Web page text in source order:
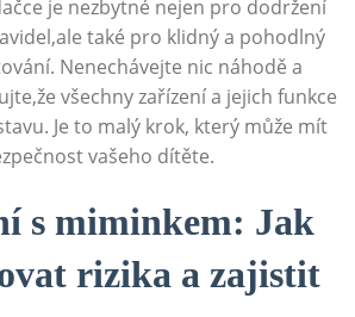
je nezbytné nejen pro dodržení
také pro klidný a pohodlný
Nenechávejte nic náhodě a
všechny zařízení a jejich funkce
Je to malý krok, který může mít
vašeho dítěte.
s miminkem: Jak
rizika a zajistit